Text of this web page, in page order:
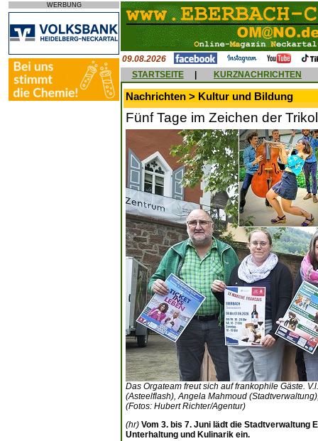
WERBUNG
09.08.2026
STARTSEITE
KURZNACHRICHTEN
Nachrichten > Kultur und Bildung
Fünf Tage im Zeichen der
Das Orgateam freut sich auf frankophile Gäste.
(Asteelflash), Angela Mahmoud
(Fotos: Hubert Richter/Agentur)
(hr) Vom 3. bis 7. Juni lädt die Stadtverwaltung
Unterhaltung und Kulinarik ein.